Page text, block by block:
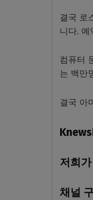
결국 로
니다.
컴퓨터
는 백만
결국 아
저희
채널